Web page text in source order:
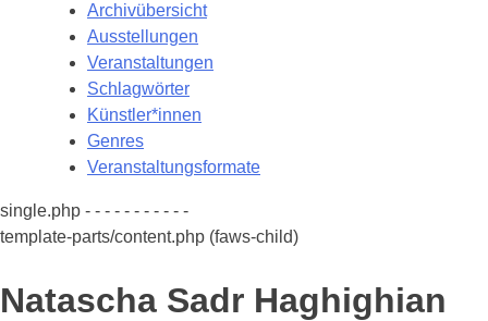
Archivübersicht
Ausstellungen
Veranstaltungen
Schlagwörter
Künstler*innen
Genres
Veranstaltungsformate
single.php - - - - - - - - - - -
template-parts/content.php (faws-child)
Natascha Sadr Haghighian